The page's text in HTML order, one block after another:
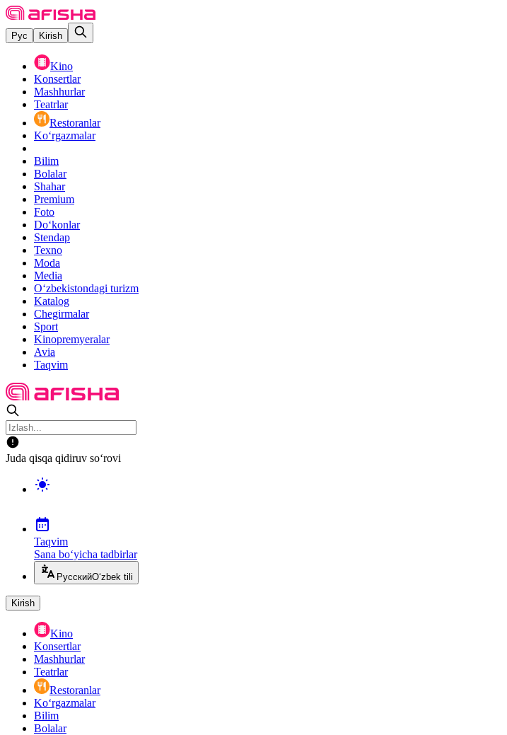
Рус Kirish
Kino
Konsertlar
Mashhurlar
Teatrlar
Restoranlar
Ko‘rgazmalar
Bilim
Bolalar
Shahar
Premium
Foto
Do‘konlar
Stendap
Texno
Moda
Media
O‘zbekistondagi turizm
Katalog
Chegirmalar
Sport
Kinopremyeralar
Avia
Taqvim
Juda qisqa qidiruv so‘rovi
Taqvim
Sana bo‘yicha tadbirlar
РусскийO‘zbek tili
Kirish
Kino
Konsertlar
Mashhurlar
Teatrlar
Restoranlar
Ko‘rgazmalar
Bilim
Bolalar